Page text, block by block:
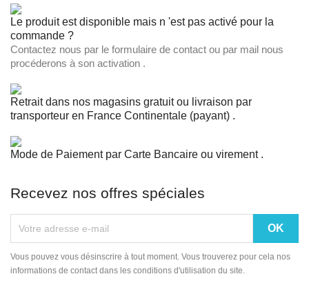
Le produit est disponible mais n 'est pas activé pour la
commande ?
Contactez nous par le formulaire de contact ou par mail nous
procéderons à son activation .
Retrait dans nos magasins gratuit ou livraison par
transporteur en France Continentale (payant) .
Mode de Paiement par Carte Bancaire ou virement .
Recevez nos offres spéciales
Vous pouvez vous désinscrire à tout moment. Vous trouverez pour cela nos
informations de contact dans les conditions d'utilisation du site.